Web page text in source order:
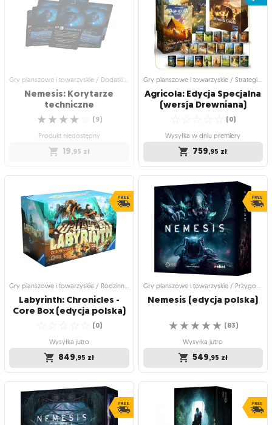
Add two kings to your Nemesis
collection!
☆
☆
☆
☆
☆ (3)
Limitowana edycja gry z unikalną tacą
do rzutów kośćmi
☆
☆
☆
☆
☆ (4)
Produkt niedostępny
549,95 zł
Gry planszowe i towarzyskie / Dodatki do gier
Nemesis: Korytarze
techniczne
☆
☆
☆
☆ (9)
Produkt niedostępny
19,95 zł
Gry planszowe i towarzyskie / Dodatki
Nemesis: Korytarze
techniczne
Nowe drogi przemieszczania się po
Nemesis!
☆
☆
☆
☆
☆ (9)
Produkt niedostępny
Gry planszowe i towarzyskie / Strategiczne gry planszowe
Agricola: Edycja Specjalna
(wersja Drewniana)
(0)
Wysyłka w dniu premiery
759,95 zł
Gry planszowe i towarzyskie /
Strategiczne gry planszowe
Agricola: Edycja
Specjalna (wersja
Drewniana)
Kultowa gra w nowej odsłonie!
☆
☆
☆
☆
☆ (0
Wysyłka w dniu premiery
(IV kwartał 2026 r. data może ulec
zmianie)
759,95 zł
Gry planszowe i towarzyskie / Rodzinne gry planszowe
Labyrinth: Chronicles -
Core Box (edycja polska)
(0)
Wysyłka jutro
849,95 zł
Gry planszowe i towarzyskie /
Rodzinne gry planszowe
Labyrinth: Chronicles -
Core Box (edycja polska)
Gry planszowe i towarzyskie / Przygodowe gry planszowe
Nemesis (edycja polska)
☆
☆
☆
☆
☆ (83)
Wysyłka jutro
549,95 zł
Gry planszowe i towarzyskie /
Przygodowe gry planszowe
Nemesis (edycja polska)